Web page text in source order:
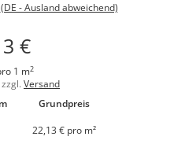
(DE - Ausland abweichend)
€
1 m2
Versand
Grundpreis
22,13 € pro m²